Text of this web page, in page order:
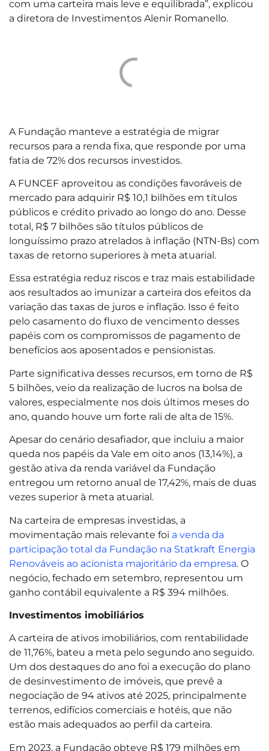
com uma carteira mais leve e equilibrada”, explicou
a diretora de Investimentos Alenir Romanello.
A Fundação manteve a estratégia de migrar
recursos para a renda fixa, que responde por uma
fatia de 72% dos recursos investidos.
A FUNCEF aproveitou as condições favoráveis de
mercado para adquirir R$ 10,1 bilhões em títulos
públicos e crédito privado ao longo do ano. Desse
total, R$ 7 bilhões são títulos públicos de
longuíssimo prazo atrelados à inflação (NTN-Bs) com
taxas de retorno superiores à meta atuarial.
Essa estratégia reduz riscos e traz mais estabilidade
aos resultados ao imunizar a carteira dos efeitos da
variação das taxas de juros e inflação. Isso é feito
pelo casamento do fluxo de vencimento desses
papéis com os compromissos de pagamento de
benefícios aos aposentados e pensionistas.
Parte significativa desses recursos, em torno de R$
5 bilhões, veio da realização de lucros na bolsa de
valores, especialmente nos dois últimos meses do
ano, quando houve um forte rali de alta de 15%.
Apesar do cenário desafiador, que incluiu a maior
queda nos papéis da Vale em oito anos (13,14%), a
gestão ativa da renda variável da Fundação
entregou um retorno anual de 17,42%, mais de duas
vezes superior à meta atuarial.
Na carteira de empresas investidas, a
movimentação mais relevante foi a venda da
participação total da Fundação na Statkraft Energia
Renováveis ao acionista majoritário da empresa. O
negócio, fechado em setembro, representou um
ganho contábil equivalente a R$ 394 milhões.
Investimentos imobiliários
A carteira de ativos imobiliários, com rentabilidade
de 11,76%, bateu a meta pelo segundo ano seguido.
Um dos destaques do ano foi a execução do plano
de desinvestimento de imóveis, que prevê a
negociação de 94 ativos até 2025, principalmente
terrenos, edifícios comerciais e hotéis, que não
estão mais adequados ao perfil da carteira.
Em 2023, a Fundação obteve R$ 179 milhões em